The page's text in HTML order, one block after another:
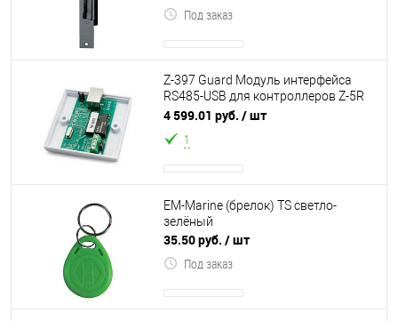
Под заказ
Z-397 Guard Модуль интерфейса
RS485-USB для контроллеров Z-5R
Net
4 599.01 руб. / шт
1
EM-Marine (брелок) TS светло-
зелёный
35.50 руб. / шт
Под заказ